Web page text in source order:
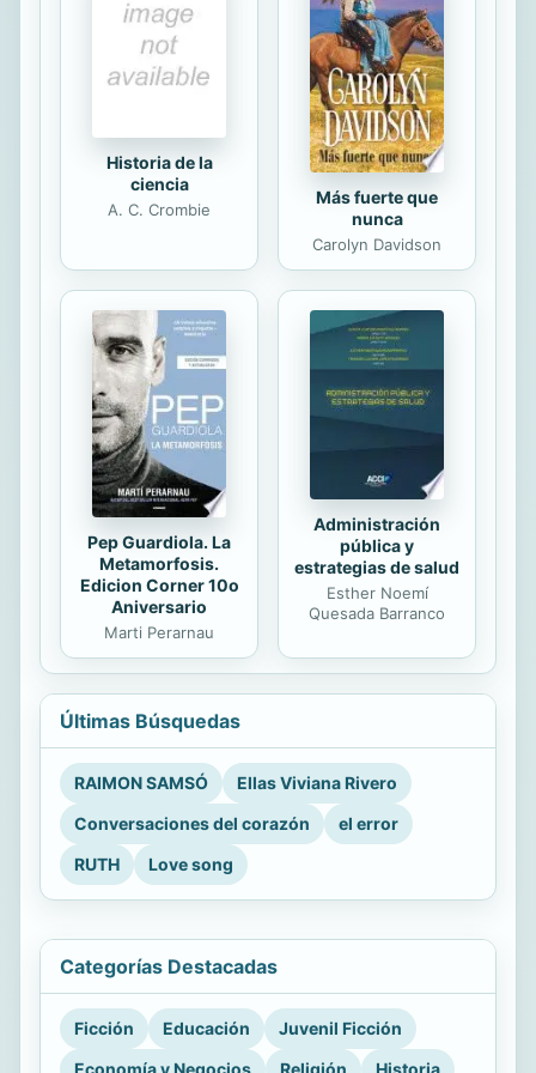
también se encontaba el detective
privado Zach Flynn, investigando la
desaparición ...
Historia de la
ciencia
A. C. Crombie
Más fuerte que
nunca
Carolyn Davidson
Pep Guardiola. La
Metamorfosis.
Edicion Corner 10o
Aniversario
Marti Perarnau
Administración
pública y
estrategias de salud
Esther Noemí
Quesada Barranco
Últimas Búsquedas
RAIMON SAMSÓ
Ellas Viviana Rivero
Conversaciones del corazón
el error
RUTH
Love song
Categorías Destacadas
Ficción Educación
Juvenil Ficción
Economía y Negocios
Religión Historia